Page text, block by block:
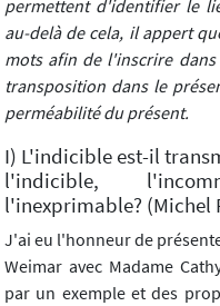
permettent d'identifier le
au-delà de cela, il appert
mots afin de l'inscrire
transposition dans le
perméabilité du présent.
I) L'indicible est-il
l'indicible,
l'inexprimable? (Michel
J'ai eu l'honneur de
Weimar avec Madame
par un exemple et des